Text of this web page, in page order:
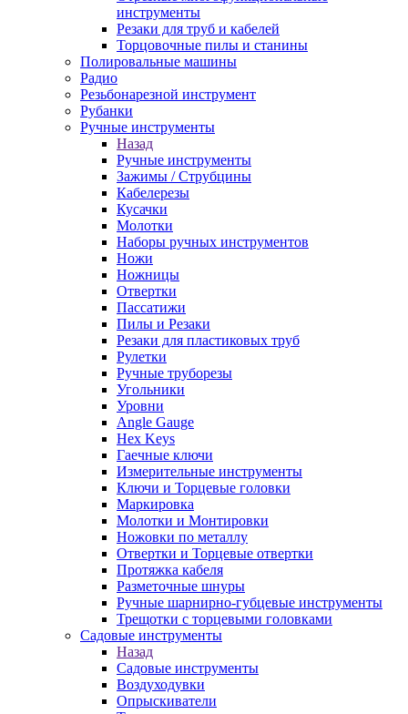
инструменты
Резаки для труб и кабелей
Торцовочные пилы и станины
Полировальные машины
Радио
Резьбонарезной инструмент
Рубанки
Ручные инструменты
Назад
Ручные инструменты
Зажимы / Струбцины
Кабелерезы
Кусачки
Молотки
Наборы ручных инструментов
Ножи
Ножницы
Отвертки
Пассатижи
Пилы и Резаки
Резаки для пластиковых труб
Рулетки
Ручные труборезы
Угольники
Уровни
Angle Gauge
Hex Keys
Гаечные ключи
Измерительные инструменты
Ключи и Торцевые головки
Маркировка
Молотки и Монтировки
Ножовки по металлу
Отвертки и Торцевые отвертки
Протяжка кабеля
Разметочные шнуры
Ручные шарнирно-губцевые инструменты
Трещотки с торцевыми головками
Садовые инструменты
Назад
Садовые инструменты
Воздуходувки
Опрыскиватели